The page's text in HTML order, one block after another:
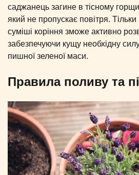
саджанець загине в тісному
який не пропускає повітря. Тільки
суміші коріння зможе активно
забезпечуючи кущу необхідну
пишної зеленої маси.
Правила поливу та